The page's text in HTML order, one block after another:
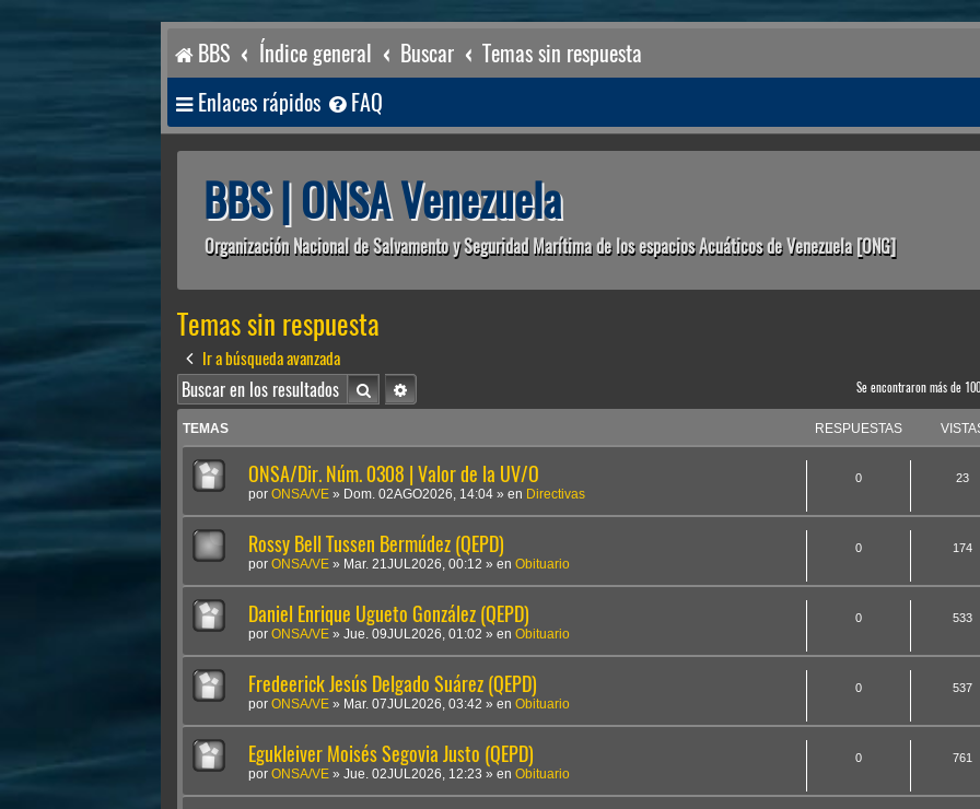
BBS Índice general Buscar Temas sin respuesta
Enlaces rápidos FAQ
BBS | ONSA Venezuela
Organización Nacional de Salvamento y Seguridad Marítima de los espacios Acuáticos de Venezuela [ONG]
Temas sin respuesta
Ir a búsqueda avanzada
BuscarBúsqueda avanzada Se encontraron más de
TEMAS RESPUESTAS
ONSA/Dir. Núm. 0308 | Valor de la UV/O
por ONSA/VE » Dom. 02AGO2026, 14:04 » en Directivas
0 23
Rossy Bell Tussen Bermúdez (QEPD)
por ONSA/VE » Mar. 21JUL2026, 00:12 » en Obituario
0 174
Daniel Enrique Ugueto González (QEPD)
por ONSA/VE » Jue. 09JUL2026, 01:02 » en Obituario
0 533
Fredeerick Jesús Delgado Suárez (QEPD)
por ONSA/VE » Mar. 07JUL2026, 03:42 » en Obituario
0 537
Egukleiver Moisés Segovia Justo (QEPD)
por ONSA/VE » Jue. 02JUL2026, 12:23 » en Obituario
0 761